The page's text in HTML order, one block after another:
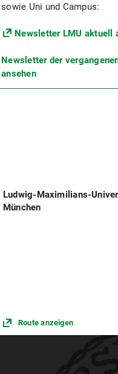
sowie Uni und Campus:
Newsletter LMU aktuell
Newsletter der
ansehen
Ludwig-Maximilians-
München
Route anzeigen